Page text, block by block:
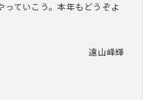
ていこう。本年もどうぞよ
遠山峰輝